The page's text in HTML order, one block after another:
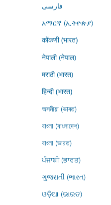
فارسى
አማርኛ (ኢትዮጵያ)
कोंकणी (भारत)
नेपाली (नेपाल)
मराठी (भारत)
हिन्दी (भारत)
অসমীয়া (ভাৰত)
বাংলা (বাংলাদেশ)
বাংলা (ভারত)
ਪੰਜਾਬੀ (ਭਾਰਤ)
ગુજરાતી (ભારત)
ଓଡ଼ିଆ (ଭାରତ)